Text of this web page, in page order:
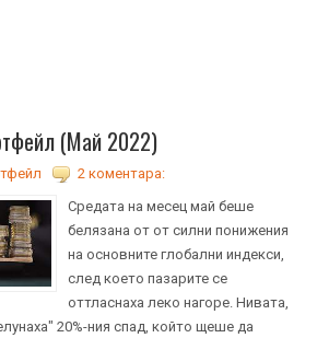
(Май 2022)
2 коментара:
Средата на месец май беше
белязана от от силни понижения
на основните глобални индекси,
след което пазарите се
оттласнаха леко нагоре. Нивата,
20%-ния спад, който щеше да